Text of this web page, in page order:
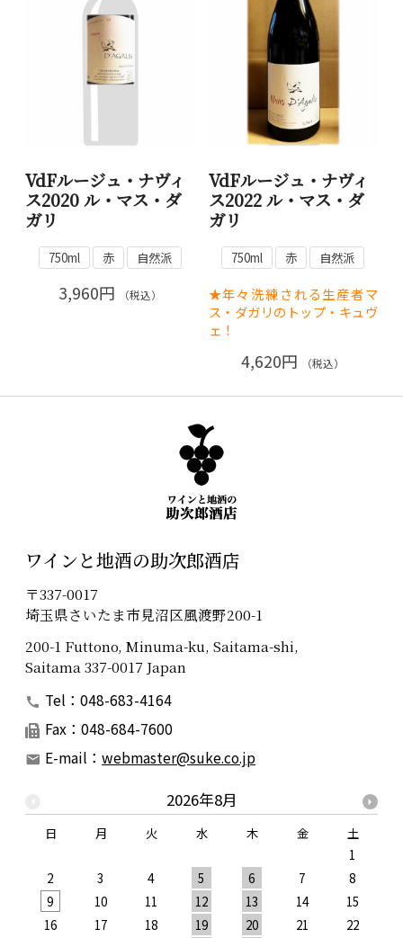
VdFルージュ・ナヴィ
ス2020 ル・マス・ダ
ガリ
750ml 赤 自然派
3,960円 （税込）
VdFルージュ・ナヴィ
ス2022 ル・マス・ダ
ガリ
750ml 赤 自然派
★年々洗練される生産者マ
ス・ダガリのトップ・キュヴ
ェ！
4,620円 （税込）
ワインと地酒の助次郎酒店
〒337-0017
埼玉県さいたま市見沼区風渡野200-1
200-1 Futtono, Minuma-ku, Saitama-shi,
Saitama 337-0017 Japan
Tel：048-683-4164
Fax：048-684-7600
E-mail： webmaster@suke.co.jp
2026年8月
日 月 火 水 木 金
土
1
2
3 4 5 6 7
8
9
10 11 12 13 14
15
16
17 18 19 20 21 22